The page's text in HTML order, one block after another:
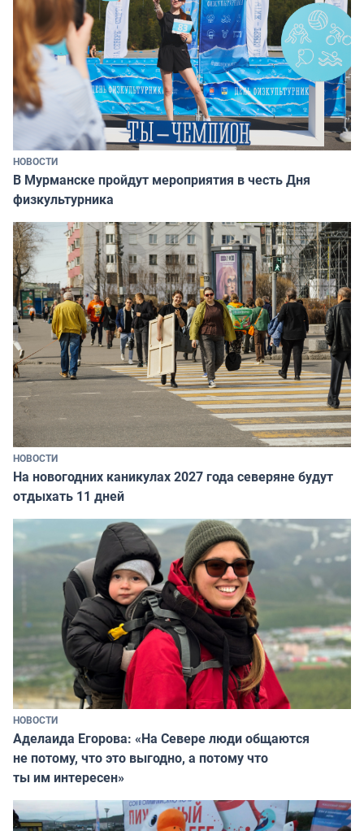
НОВОСТИ
В Мурманске пройдут мероприятия в честь Дня
физкультурника
НОВОСТИ
На новогодних каникулах 2027 года северяне будут
отдыхать 11 дней
НОВОСТИ
Аделаида Егорова: «На Севере люди общаются
не потому, что это выгодно, а потому что
ты им интересен»